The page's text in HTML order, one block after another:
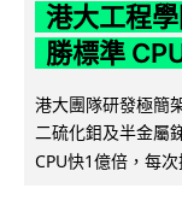
港大工程
勝標準
港大團隊研發極簡
二硫化鉬及半金屬
CPU快1億倍，每